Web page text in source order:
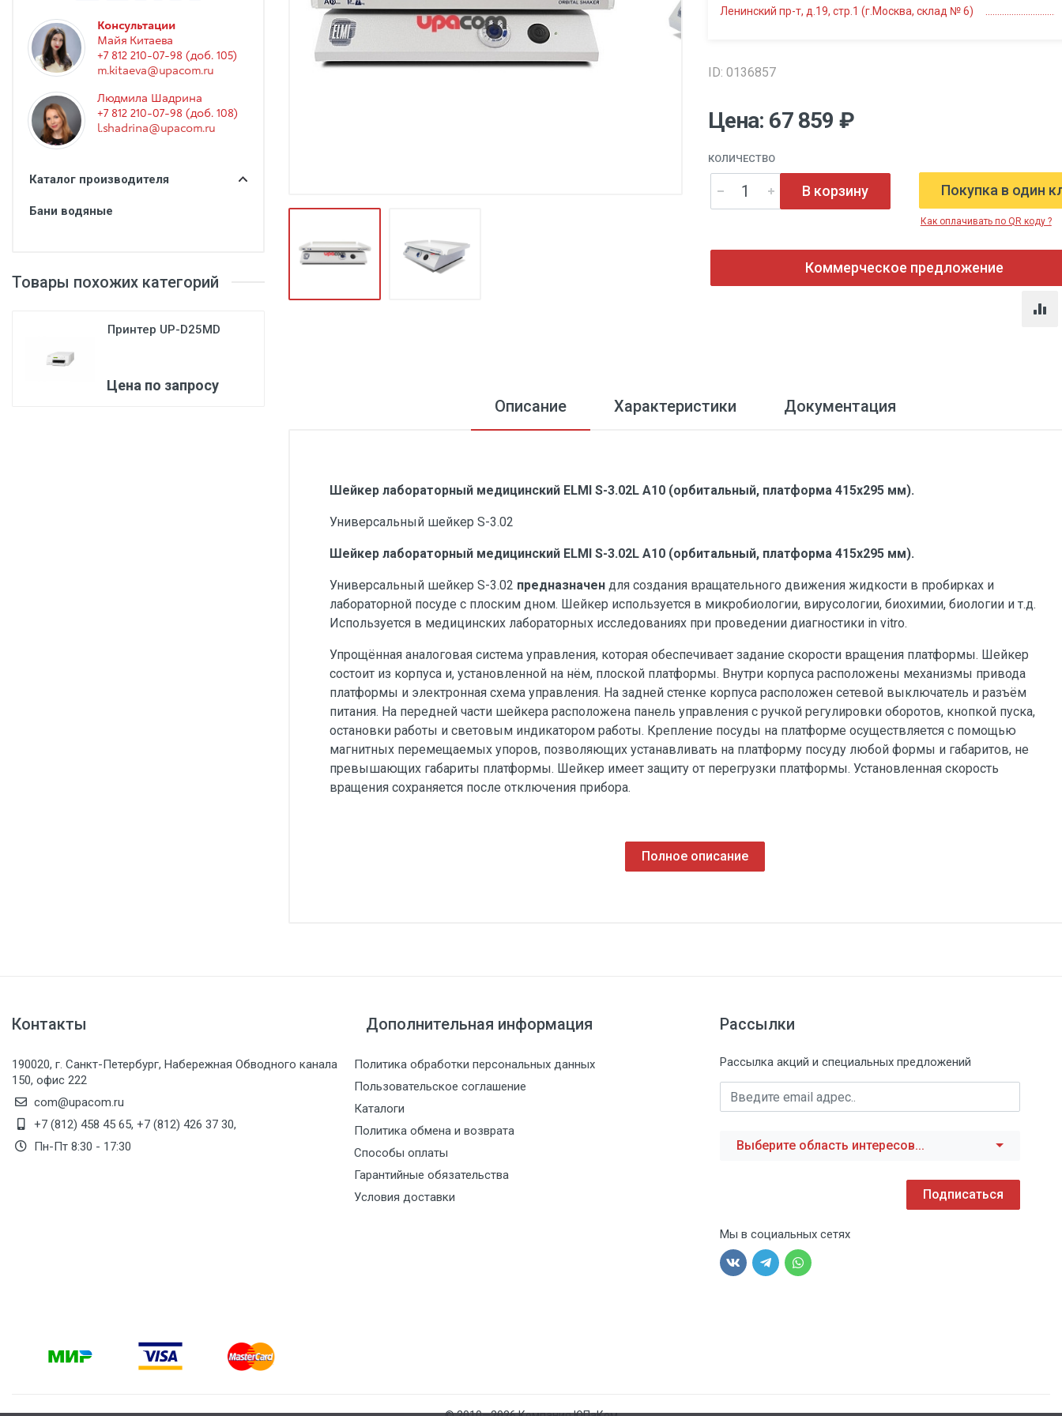
Эндоскопия
Функциональная диагностика
Урология
Дезинфекция и стерилизация
Вспомогательное оборудование
Медицинская мебель
Консультации
Майя Китаева
+7 812 210-07-98 (доб. 105)
m.kitaeva@upacom.ru
Людмила Шадрина
+7 812 210-07-98 (доб. 108)
l.shadrina@upacom.ru
Каталог производителя
Бани водяные
Товары похожих категорий
Принтер UP-D25MD
Цена по запросу
Ленинский пр-т, д.19, стр.1 (г.Москва, склад № 6)
ID: 0136857
Цена: 67 859 ₽
КОЛИЧЕСТВО
В корзину Покупка в один
Как оплачивать по QR коду ?
Коммерческое предложение
Описание Характеристики Документация
Шейкер лабораторный медицинский ELMI S-3.02L A10 (орбитальный, платформа 415x295 мм).
Универсальный шейкер S-3.02
Шейкер лабораторный медицинский ELMI S-3.02L A10 (орбитальный, платформа 415x295 мм).
Универсальный шейкер S-3.02 предназначен для создания вращательного движения жидкости в пробирках и
лабораторной посуде с плоским дном. Шейкер используется в микробиологии, вирусологии, биохимии, биологии и т.д.
Используется в медицинских лабораторных исследованиях при проведении диагностики in vitro.
Упрощённая аналоговая система управления, которая обеспечивает задание скорости вращения платформы. Шейкер
состоит из корпуса и, установленной на нём, плоской платформы. Внутри корпуса расположены механизмы привода
платформы и электронная схема управления. На задней стенке корпуса расположен сетевой выключатель и разъём
питания. На передней части шейкера расположена панель управления с ручкой регулировки оборотов, кнопкой пуска,
остановки работы и световым индикатором работы. Крепление посуды на платформе осуществляется с помощью
магнитных перемещаемых упоров, позволяющих устанавливать на платформу посуду любой формы и габаритов, не
превышающих габариты платформы. Шейкер имеет защиту от перегрузки платформы. Установленная скорость
вращения сохраняется после отключения прибора.
Полное описание
3
Контакты
190020, г. Санкт-Петербург, Набережная Обводного канала
150, офис 222
com@upacom.ru
+7 (812) 458 45 65, +7 (812) 426 37 30,
Пн-Пт 8:30 - 17:30
Дополнительная информация
Политика обработки персональных данных
Пользовательское соглашение
Каталоги
Политика обмена и возврата
Способы оплаты
Гарантийные обязательства
Условия доставки
Рассылки
Рассылка акций и специальных предложений
Выберите область интересов...
Подписаться
Мы в социальных сетях